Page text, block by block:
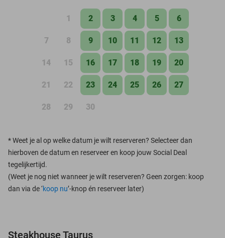
1 2 3 4 5 6
7 8 9 10 11 12 13
14 15 16 17 18 19 20
21 22 23 24 25 26 27
28 29 30
*Weet je al op welke datum je wilt reserveren? Selecteer dan
hierboven de datum en reserveer en koop jouw Social Deal
tegelijkertijd.
(Weet je nog niet wanneer je wilt reserveren? Geen zorgen: koop
dan via de ‘koop nu’-knop én reserveer later)
Steakhouse Taurus